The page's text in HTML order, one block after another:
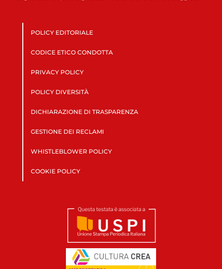
POLICY EDITORIALE
CODICE ETICO CONDOTTA
PRIVACY POLICY
POLICY DIVERSITÀ
DICHIARAZIONE DI TRASPARENZA
GESTIONE DEI RECLAMI
WHISTLEBLOWER POLICY
COOKIE POLICY